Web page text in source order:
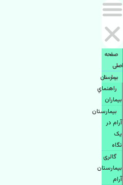
صفحه
اصلی
بيمارستان
راهنماي
بیماران
بیمارستان
آرام در
یک
نگاه
گالری
بیمارستان
آرام